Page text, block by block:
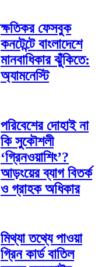
ক্ষতিকর ফেসবুক
কনটেন্টে বাংলাদেশে
মানবাধিকার ঝুঁকিতে:
অ্যামনেস্টি
পরিবেশের দোহাই না
কি সুকৌশলী
‘গ্রিনওয়াশিং’?
আড়ংয়ের ব্যাগ বিতর্ক
ও গ্রাহক অধিকার
মিথ্যা তথ্যে পাওয়া
গ্রিন কার্ড বাতিল